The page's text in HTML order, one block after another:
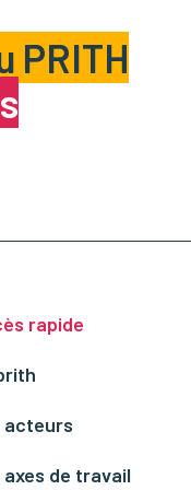
PRITH
rapide
acteurs
axes de travail